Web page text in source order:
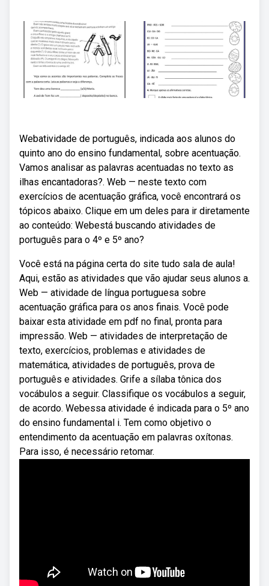
Webatividade de português, indicada aos alunos do
quinto ano do ensino fundamental, sobre acentuação.
Vamos analisar as palavras acentuadas no texto as
ilhas encantadoras?. Web — neste texto com
exercícios de acentuação gráfica, você encontrará os
tópicos abaixo. Clique em um deles para ir diretamente
ao conteúdo: Webestá buscando atividades de
português para o 4º e 5º ano?
Você está na página certa do site tudo sala de aula!
Aqui, estão as atividades que vão ajudar seus alunos a.
Web — atividade de língua portuguesa sobre
acentuação gráfica para os anos finais. Você pode
baixar esta atividade em pdf no final, pronta para
impressão. Web — atividades de interpretação de
texto, exercícios, problemas e atividades de
matemática, atividades de português, prova de
português e atividades. Grife a sílaba tônica dos
vocábulos a seguir. Classifique os vocábulos a seguir,
de acordo. Webessa atividade é indicada para o 5º ano
do ensino fundamental i. Tem como objetivo o
entendimento da acentuação em palavras oxítonas.
Para isso, é necessário retomar.